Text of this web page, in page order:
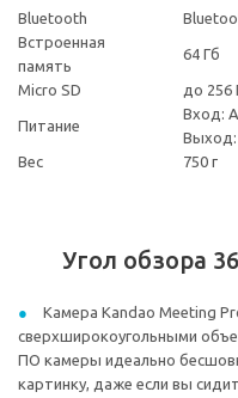
Bluetooth
Встроенная
память
64 Гб
Micro SD до 256
Питание
Вход:
Выход:
Вес
750 г
Угол обзора
Камера Kandao Meeting
сверхширокоугольными
ПО камеры идеально
картинку, даже если вы